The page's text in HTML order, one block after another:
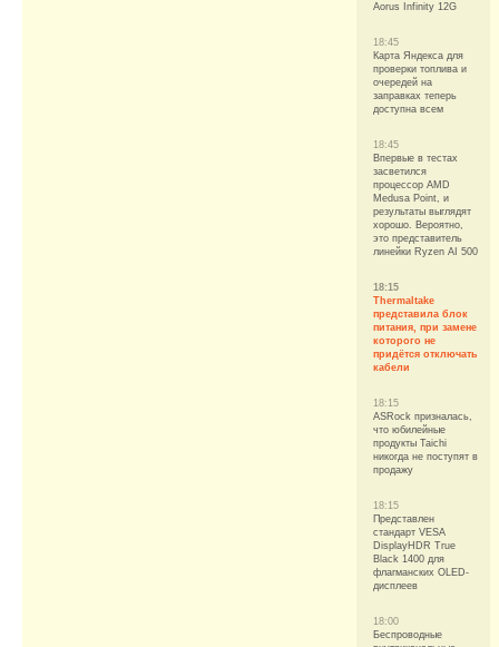
Aorus Infinity 12G
18:45
Карта Яндекса для
проверки топлива и
очередей на
заправках теперь
доступна всем
18:45
Впервые в тестах
засветился
процессор AMD
Medusa Point, и
результаты выглядят
хорошо. Вероятно,
это представитель
линейки Ryzen AI 500
18:15
Thermaltake
представила блок
питания, при замене
которого не
придётся отключать
кабели
18:15
ASRock призналась,
что юбилейные
продукты Taichi
никогда не поступят в
продажу
18:15
Представлен
стандарт VESA
DisplayHDR True
Black 1400 для
флагманских OLED-
дисплеев
18:00
Беспроводные